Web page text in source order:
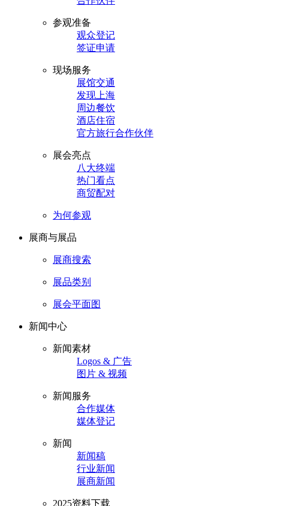
参观准备
观众登记
签证申请
现场服务
展馆交通
发现上海
周边餐饮
酒店住宿
官方旅行合作伙伴
展会亮点
八大终端
热门看点
商贸配对
为何参观
展商与展品
展商搜索
展品类别
展会平面图
新闻中心
新闻素材
Logos & 广告
图片 & 视频
新闻服务
合作媒体
媒体登记
新闻
新闻稿
行业新闻
展商新闻
2025资料下载